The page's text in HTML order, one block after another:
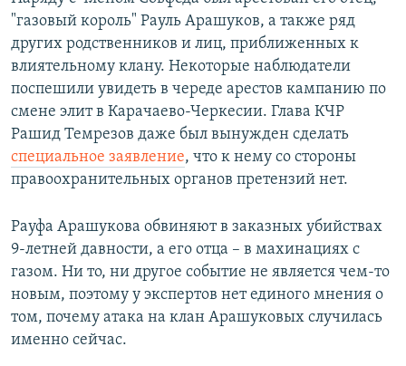
"газовый король" Рауль Арашуков, а также ряд
других родственников и лиц, приближенных к
влиятельному клану. Некоторые наблюдатели
поспешили увидеть в череде арестов кампанию по
смене элит в Карачаево-Черкесии. Глава КЧР
Рашид Темрезов даже был вынужден сделать
специальное заявление, что к нему со стороны
правоохранительных органов претензий нет.
Рауфа Арашукова обвиняют в заказных убийствах
9-летней давности, а его отца – в махинациях с
газом. Ни то, ни другое событие не является чем-то
новым, поэтому у экспертов нет единого мнения о
том, почему атака на клан Арашуковых случилась
именно сейчас.